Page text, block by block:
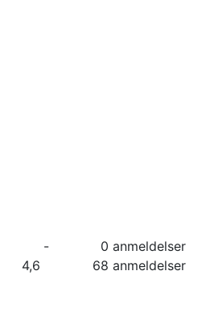
-
0 anmeldelser
4,6 68 anmeldelser